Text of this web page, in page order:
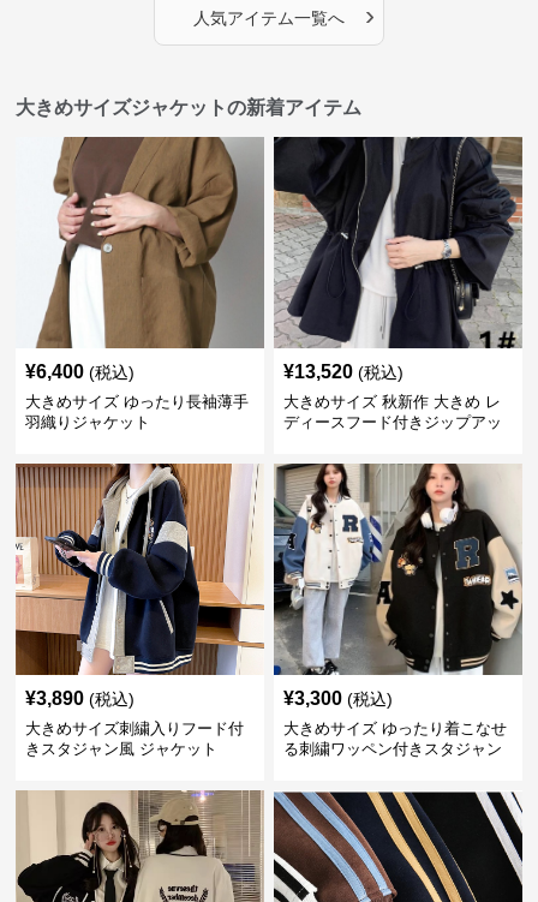
人気アイテム一覧へ ›
大きめサイズジャケットの新着アイテム
¥6,400 (税込)
大きめサイズ ゆったり長袖薄手
羽織りジャケット
¥13,520 (税込)
大きめサイズ 秋新作 大きめ レ
ディースフード付きジップアッ
¥3,890 (税込)
大きめサイズ刺繍入りフード付
きスタジャン風 ジャケット
¥3,300 (税込)
大きめサイズ ゆったり着こなせ
る刺繍ワッペン付きスタジャン